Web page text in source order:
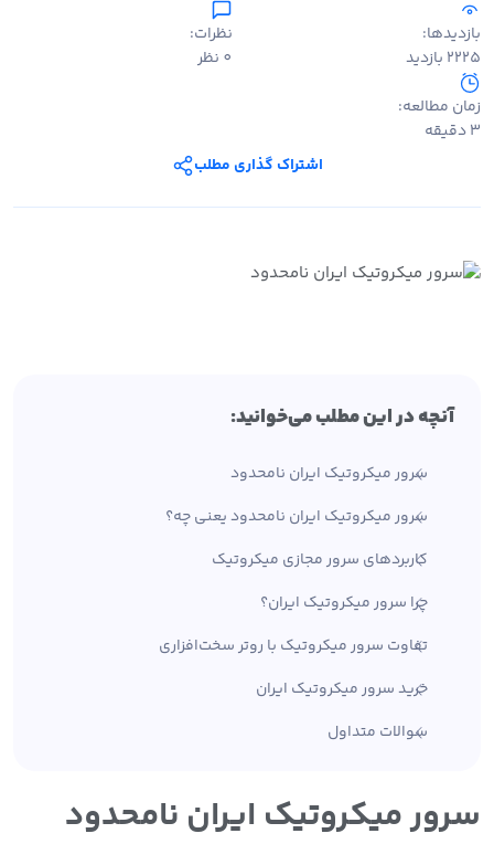
بازدیدها:
2225 بازدید
نظرات:
0 نظر
زمان مطالعه:
3 دقیقه
اشتراک گذاری مطلب
آنچه در این مطلب می‌خوانید:
سرور میکروتیک ایران نامحدود
سرور میکروتیک ایران نامحدود یعنی چه؟
کاربردهای سرور مجازی میکروتیک
چرا سرور میکروتیک ایران؟
تفاوت سرور میکروتیک با روتر سخت‌افزاری
خرید سرور میکروتیک ایران
سوالات متداول
سرور میکروتیک ایران نامحدود